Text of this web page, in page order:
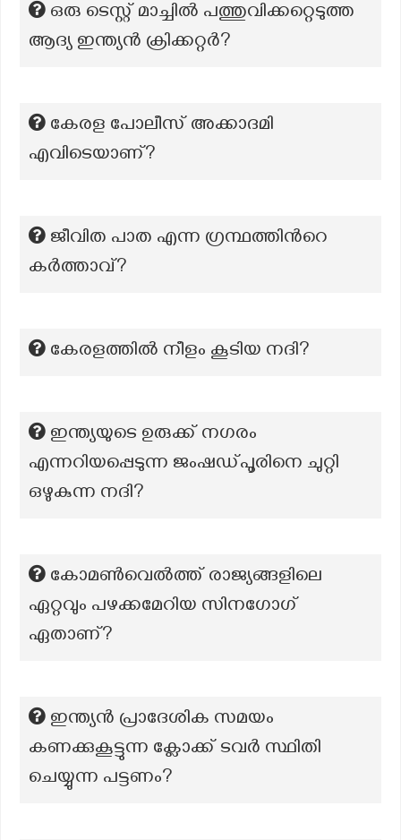
ഒരു ടെസ്റ്റ് മാച്ചിൽ പത്തുവിക്കറ്റെടുത്ത
ആദ്യ ഇന്ത്യൻ ക്രിക്കറ്റർ?
കേരള പോലീസ് അക്കാദമി
എവിടെയാണ്?
ജീവിത പാത എന്ന ഗ്രന്ഥത്തിന്‍റെ
കർത്താവ്?
കേരളത്തിൽ നീളം കൂടിയ നദി?
ഇന്ത്യയുടെ ഉരുക്ക് നഗരം
എന്നറിയപ്പെടുന്ന ജംഷഡ്പൂരിനെ ചുറ്റി
ഒഴുകുന്ന നദി?
കോമൺവെൽത്ത് രാജ്യങ്ങളിലെ
ഏറ്റവും പഴക്കമേറിയ സിനഗോഗ്
ഏതാണ്?
ഇന്ത്യൻ പ്രാദേശിക സമയം
കണക്കുകൂട്ടുന്ന ക്ലോക്ക് ടവർ സ്ഥിതി
ചെയ്യുന്ന പട്ടണം?